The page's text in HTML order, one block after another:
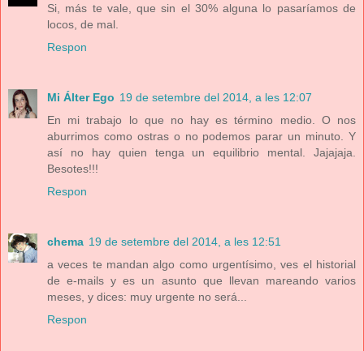
Si, más te vale, que sin el 30% alguna lo pasaríamos de
locos, de mal.
Respon
Mi Álter Ego 19 de setembre del 2014, a les 12:07
En mi trabajo lo que no hay es término medio. O nos
aburrimos como ostras o no podemos parar un minuto. Y
así no hay quien tenga un equilibrio mental. Jajajaja.
Besotes!!!
Respon
chema 19 de setembre del 2014, a les 12:51
a veces te mandan algo como urgentísimo, ves el historial
de e-mails y es un asunto que llevan mareando varios
meses, y dices: muy urgente no será...
Respon